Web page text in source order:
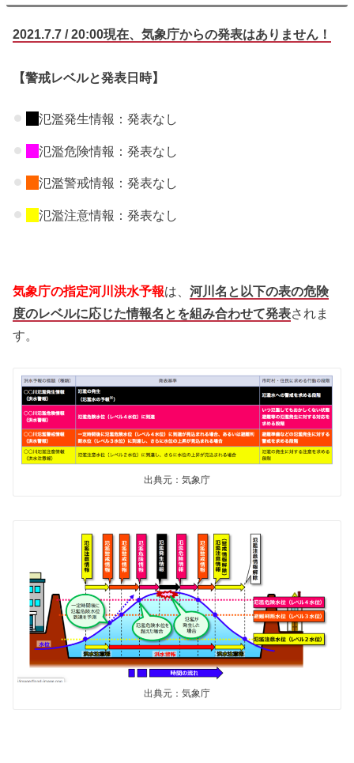
2021.7.7 / 20:00現在、気象庁からの発表はありません！
【警戒レベルと発表日時】
氾濫発生情報：発表なし
氾濫危険情報：発表なし
氾濫警戒情報：発表なし
氾濫注意情報：発表なし
気象庁の指定河川洪水予報は、河川名と以下の表の危険
度のレベルに応じた情報名とを組み合わせて発表されま
す。
出典元：気象庁
出典元：気象庁